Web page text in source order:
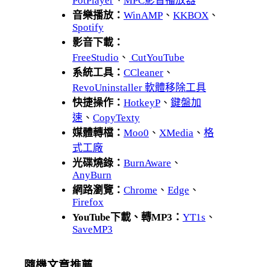
音樂播放： WinAMP 、 KKBOX 、
Spotify
影音下載：
FreeStudio 、 CutYouTube
系統工具： CCleaner 、
RevoUninstaller 軟體移除工具
快捷操作： HotkeyP 、 鍵盤加
速 、 CopyTexty
媒體轉檔： Moo0 、 XMedia 、 格
式工廠
光碟燒錄： BurnAware 、
AnyBurn
網路瀏覽： Chrome 、 Edge 、
Firefox
YouTube下載、轉MP3： YT1s 、
SaveMP3